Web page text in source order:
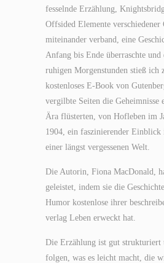
fesselnde Erzählung,
Offsided Elemente verschiedener
miteinander verband, eine
Anfang bis Ende überraschte
ruhigen Morgenstunden stieß ich
kostenloses E-Book von
vergilbte Seiten die Geheimnisse
Ära flüsterten, von Hofleben im
1904, ein faszinierender
einer längst vergessenen Welt.
Die Autorin, Fiona MacDonald,
geleistet, indem sie die
Humor kostenlose ihrer
verlag Leben erweckt hat.
Die Erzählung ist gut strukturiert
folgen, was es leicht macht, die